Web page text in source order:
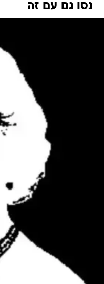
נסו גם עם זה